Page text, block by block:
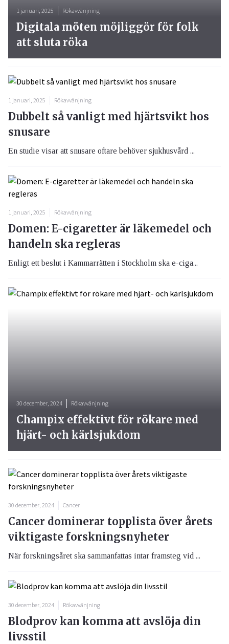
1 januari, 2025 Rökavvänjning
Dubbelt så vanligt med hjärtsvikt hos
snusare
En studie visar att snusare oftare behöver sjukhusvård ...
1 januari, 2025 Rökavvänjning
Domen: E-cigaretter är läkemedel och
handeln ska regleras
Enligt ett beslut i Kammarrätten i Stockholm ska e-ciga...
1 januari, 2025 Rökavvänjning
Digitala möten möjliggör för folk
att sluta röka
30 december, 2024 Rökavvänjning
Champix effektivt för rökare med
hjärt- och kärlsjukdom
30 december, 2024 Cancer
Cancer dominerar topplista över årets
viktigaste forskningsnyheter
När forskningsåret ska sammanfattas intar framsteg vid ...
30 december, 2024 Rökavvänjning
Blodprov kan komma att avslöja din
livsstil